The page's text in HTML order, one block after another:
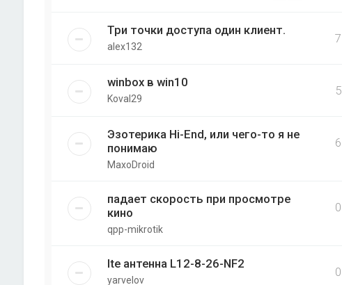
Три точки доступа один клиент.
alex132
7
winbox в win10
Koval29
5
Эзотерика Hi-End, или чего-то я не
понимаю
MaxoDroid
6
падает скорость при просмотре
кино
qpp-mikrotik
0
lte антенна L12-8-26-NF2
yarvelov
0